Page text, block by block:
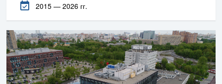
2015 — 2026 гг.